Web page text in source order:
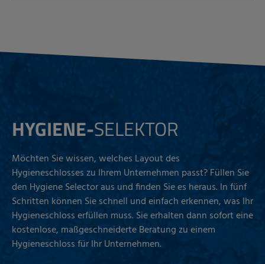
HYGIENE-SELEKTOR
Möchten Sie wissen, welches Layout des
Hygieneschlosses zu Ihrem Unternehmen passt? Füllen Sie
den Hygiene Selector aus und finden Sie es heraus. In fünf
Schritten können Sie schnell und einfach erkennen, was Ihr
Hygieneschloss erfüllen muss. Sie erhalten dann sofort eine
kostenlose, maßgeschneiderte Beratung zu einem
Hygieneschloss für Ihr Unternehmen.